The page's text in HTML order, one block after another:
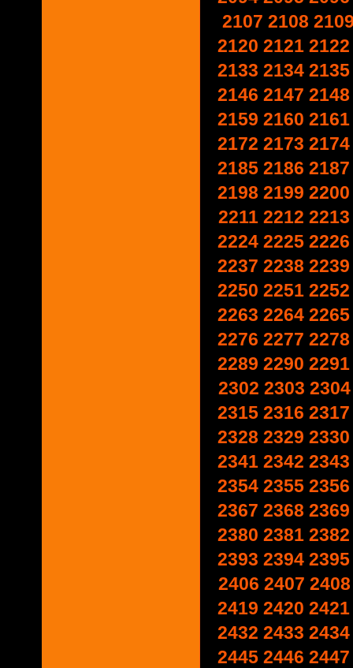
2107 2108
2120 2121 2122
2133 2134 2135
2146 2147 2148
2159 2160 2161
2172 2173 2174
2185 2186 2187
2198 2199 2200
2211 2212 2213
2224 2225 2226
2237 2238 2239
2250 2251 2252
2263 2264 2265
2276 2277 2278
2289 2290 2291
2302 2303 2304
2315 2316 2317
2328 2329 2330
2341 2342 2343
2354 2355 2356
2367 2368 2369
2380 2381 2382
2393 2394 2395
2406 2407 2408
2419 2420 2421
2432 2433 2434
2445 2446 2447